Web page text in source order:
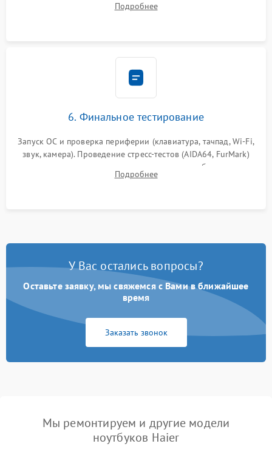
шлейфов, модулей памяти и накопителей. Предварительная
Подробнее
6. Финальное тестирование
Запуск ОС и проверка периферии (клавиатура, тачпад, Wi-Fi,
звук, камера). Проведение стресс-тестов (AIDA64, FurMark)
для контроля температурного режима и стабильности
системы под пиковой нагрузкой.
Подробнее
У Вас остались вопросы?
Оставьте заявку, мы свяжемся с Вами в ближайшее
время
Заказать звонок
Мы ремонтируем и другие модели
ноутбуков Haier